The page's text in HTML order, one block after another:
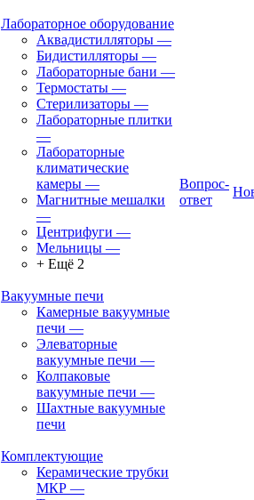
Лабораторное оборудование
Аквадистилляторы —
Бидистилляторы —
Лабораторные бани —
Термостаты —
Стерилизаторы —
Лабораторные плитки
—
Лабораторные
климатические
камеры —
Магнитные мешалки
—
Центрифуги —
Мельницы —
+ Ещё 2
Вакуумные печи
Камерные вакуумные
печи —
Элеваторные
вакуумные печи —
Колпаковые
вакуумные печи —
Шахтные вакуумные
печи
Комплектующие
Керамические трубки
МКР —
Вопрос-
ответ